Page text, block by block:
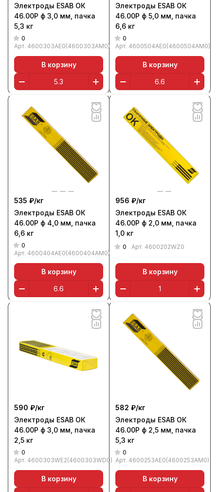
Электроды ESAB ОК
46.00Р ф 3,0 мм, пачка
5,3 кг
0
Арт. 4600303AE0(4600303AM0)
В корзину
Электроды ESAB ОК
46.00Р ф 5,0 мм, пачка
6,6 кг
0
Арт. 4600504AE0(4600504AM0)
В корзину
535 ₽/кг
Электроды ESAB ОК
46.00Р ф 4,0 мм, пачка
6,6 кг
0
Арт. 4600404AE0(4600404AM0)
В корзину
956 ₽/кг
Электроды ESAB ОК
46.00Р ф 2,0 мм, пачка
1,0 кг
0 Арт. 4600202WZ0
В корзину
590 ₽/кг
Электроды ESAB ОК
46.00Р ф 3,0 мм, пачка
2,5 кг
0
Арт. 4600303WE2(4600303WD0)
В корзину
582 ₽/кг
Электроды ESAB ОК
46.00Р ф 2,5 мм, пачка
5,3 кг
0
Арт. 4600253AE0(4600253AM0)
В корзину